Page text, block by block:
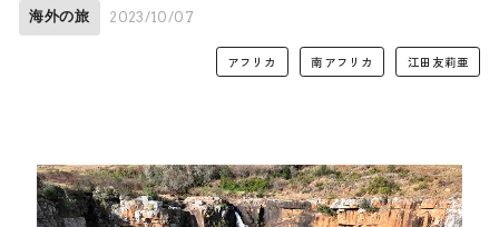
海外の旅 2023/10/07
アフリカ 南アフリカ 江田友莉亜